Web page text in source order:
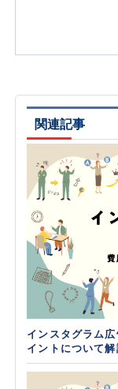
関連記事
インスタグラム
イントについて